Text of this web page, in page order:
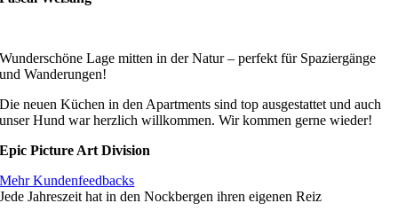
Wunderschöne Lage mitten in der Natur – perfekt für Spaziergänge
und Wanderungen!
Die neuen Küchen in den Apartments sind top ausgestattet und auch
unser Hund war herzlich willkommen. Wir kommen gerne wieder!
Epic Picture Art Division
Mehr Kundenfeedbacks
Jede Jahreszeit hat in den Nockbergen ihren eigenen Reiz